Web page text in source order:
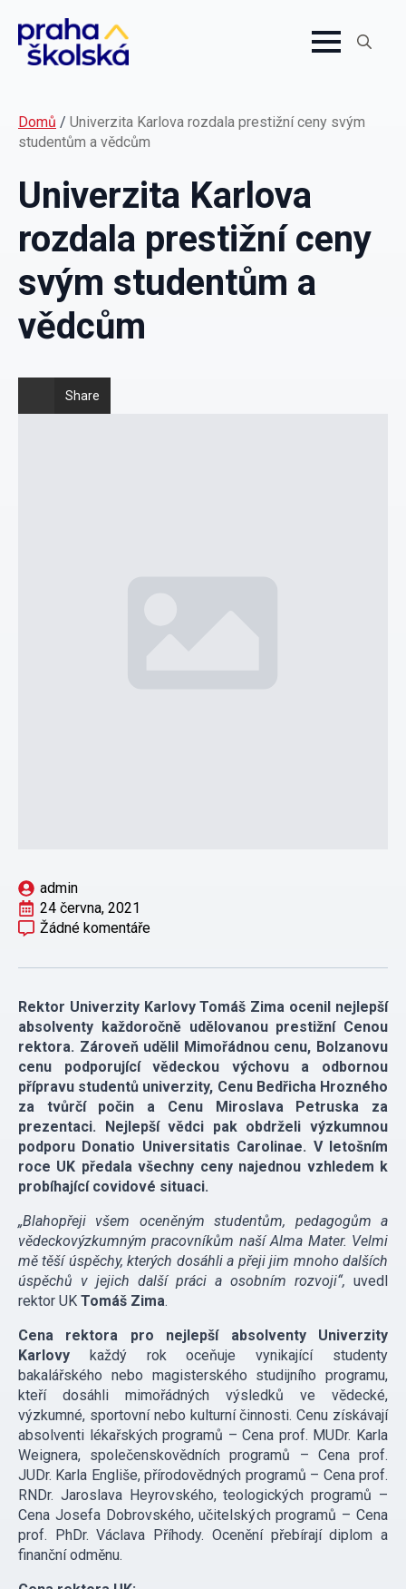
Domů / Univerzita Karlova rozdala prestižní ceny svým
studentům a vědcům
Univerzita Karlova
rozdala prestižní ceny
svým studentům a
vědcům
Share
admin
24 června, 2021
Žádné komentáře
Rektor Univerzity Karlovy Tomáš Zima ocenil nejlepší
absolventy každoročně udělovanou prestižní Cenou
rektora. Zároveň udělil Mimořádnou cenu, Bolzanovu
cenu podporující vědeckou výchovu a odbornou
přípravu studentů univerzity, Cenu Bedřicha Hrozného
za tvůrčí počin a Cenu Miroslava Petruska za
prezentaci. Nejlepší vědci pak obdrželi výzkumnou
podporu Donatio Universitatis Carolinae. V letošním
roce UK předala všechny ceny najednou vzhledem k
probíhající covidové situaci.
„Blahopřeji všem oceněným studentům, pedagogům a
vědeckovýzkumným pracovníkům naší Alma Mater. Velmi
mě těší úspěchy, kterých dosáhli a přeji jim mnoho dalších
úspěchů v jejich další práci a osobním rozvoji“, uvedl
rektor UK Tomáš Zima.
Cena rektora pro nejlepší absolventy Univerzity
Karlovy každý rok oceňuje vynikající studenty
bakalářského nebo magisterského studijního programu,
kteří dosáhli mimořádných výsledků ve vědecké,
výzkumné, sportovní nebo kulturní činnosti. Cenu získávají
absolventi lékařských programů – Cena prof. MUDr. Karla
Weignera, společenskovědních programů – Cena prof.
JUDr. Karla Engliše, přírodovědných programů – Cena prof.
RNDr. Jaroslava Heyrovského, teologických programů –
Cena Josefa Dobrovského, učitelských programů – Cena
prof. PhDr. Václava Příhody. Ocenění přebírají diplom a
finanční odměnu.